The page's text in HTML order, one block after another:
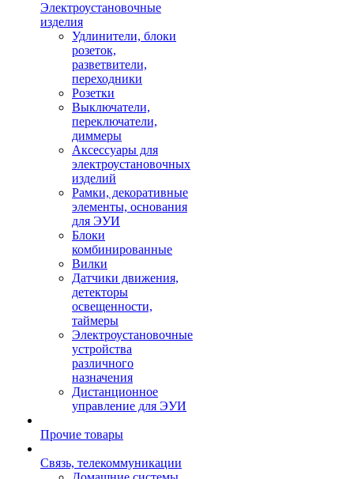
Электроустановочные
изделия
Удлинители, блоки
розеток,
разветвители,
переходники
Розетки
Выключатели,
переключатели,
диммеры
Аксессуары для
электроустановочных
изделий
Рамки, декоративные
элементы, основания
для ЭУИ
Блоки
комбинированные
Вилки
Датчики движения,
детекторы
освещенности,
таймеры
Электроустановочные
устройства
различного
назначения
Дистанционное
управление для ЭУИ
Прочие товары
Связь, телекоммуникации